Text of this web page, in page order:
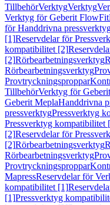
TillbehörVerktygVerktyg
Verktyg för Geberit FlowFit
för Handdrivna
[1]Reservdelar för
kompatibilitet [2]
[2]Rörbearbetningsverktyg
Rörbearbetningsverktyg
Provtryckningsproppar
TillbehörVerktyg för
Geberit MeplaHanddrivna
pressverktygPressverktyg
Pressverktyg kompatibilitet
[2]Reservdelar för
[2]Rörbearbetningsverktyg
Rörbearbetningsverktyg
Provtryckningsproppar
MapressReservdelar för
kompatibilitet [1]
[1]Pressverktyg